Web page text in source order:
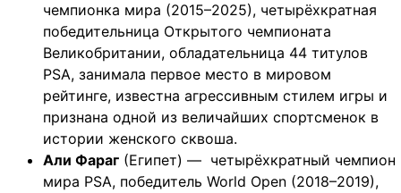
чемпионка мира (2015–2025), четырёхкратная
победительница Открытого чемпионата
Великобритании, обладательница 44 титулов
PSA, занимала первое место в мировом
рейтинге, известна агрессивным стилем игры и
признана одной из величайших спортсменок в
истории женского сквоша.
Али Фараг (Египет) — четырёхкратный чемпион
мира PSA, победитель World Open (2018–2019),